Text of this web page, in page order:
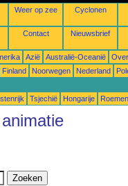
Weer op zee Cyclonen
Contact Nieuwsbrief
Azië Australië-Oceanië
Finland Noorwegen Nederland
Tsjechië Hongarije